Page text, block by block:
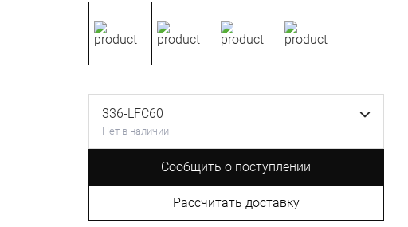
336-LFC60
Нет в наличии
Сообщить о поступлении
Рассчитать доставку